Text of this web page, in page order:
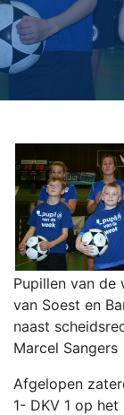
Pupillen van de
van Soest en
naast
Marcel Sangers
Afgelopen
1- DKV 1 op